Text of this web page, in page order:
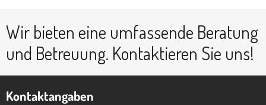
Wir bieten eine umfassende Beratung
und Betreuung. Kontaktieren Sie uns!
Kontaktangaben